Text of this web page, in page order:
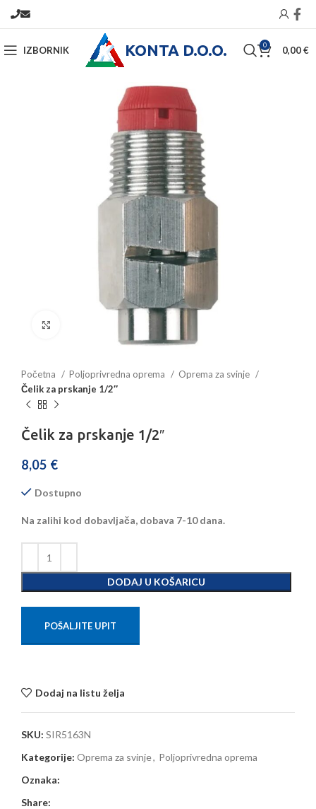
IZBORNIK KONTA D.O.O. 0 0,00€
Početna Poljoprivredna oprema
Oprema za svinje
Čelik za prskanje 1/2″
Čelik za prskanje 1/2″
8,05 €
Dostupno
Na zalihi kod dobavljača, dobava 7-10 dana.
DODAJ U KOŠARICU
POŠALJITE UPIT
Dodaj na listu želja
SKU: SIR5163N
Kategorije: Oprema za svinje, Poljoprivredna oprema
Oznaka:
Share: